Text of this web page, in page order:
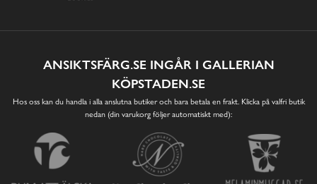
ANSIKTSFÄRG.SE INGÅR I GALLERIAN
KÖPSTADEN.SE
Hos oss kan du handla i alla anslutna butiker och bara betala en frakt. Klicka på valfri butik
nedan (din varukorg följer automatiskt med):